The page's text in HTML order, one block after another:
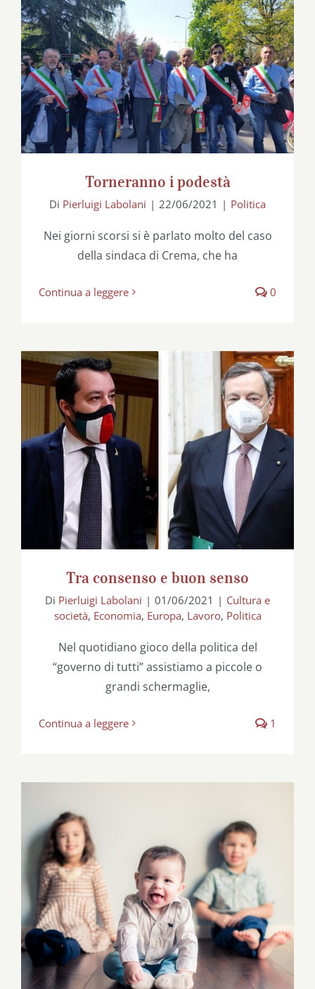
Torneranno i podestà
Torneranno i podestà
Di Pierluigi Labolani | 22/06/2021 | Politica
Nei giorni scorsi si è parlato molto del caso
della sindaca di Crema, che ha
Continua a leggere 0
Tra consenso e buon senso
Tra consenso e buon senso
Di Pierluigi Labolani | 01/06/2021 | Cultura e
società, Economia, Europa, Lavoro, Politica
Nel quotidiano gioco della politica del
“governo di tutti” assistiamo a piccole o
grandi schermaglie,
Continua a leggere 1
Emergenza Figli-21